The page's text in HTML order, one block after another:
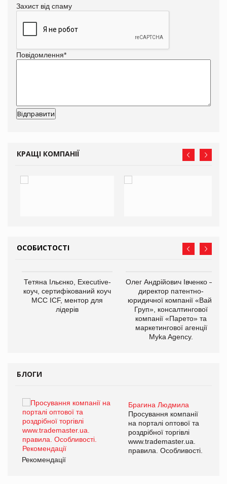
Захист від спаму
Повідомлення*
КРАЩІ КОМПАНІЇ
ОСОБИСТОСТІ
Тетяна Ільєнко, Executive-
коуч, сертифікований коуч
МСС ICF, ментор для
лідерів
Олег Андрійович Івченко —
директор патентно-
юридичної компанії «Вайз
Груп», консалтингової
компанії «Парето» та
маркетингової агенції
Myka Agency.
БЛОГИ
Брагина Людмила
Просування компанії
на порталі оптової та
роздрібної торгівлі
www.trademaster.ua.
правила. Особливості.
Рекомендації